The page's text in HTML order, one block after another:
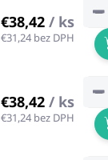
€38,42 / ks
€31,24 bez DPH
−
€38,42 / ks
€31,24 bez DPH
−